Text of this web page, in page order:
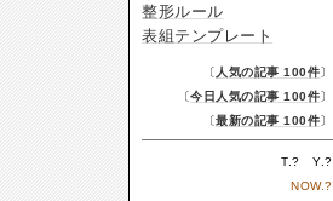
整形ルール
表組テンプレート
〔 人気の記事 100件〕
〔今日人気の記事 100件〕
〔最新の記事 100件〕
T.? Y.?
NOW.?